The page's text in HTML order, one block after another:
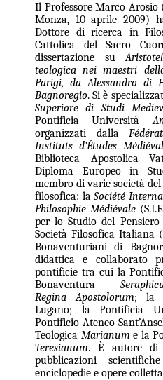
Il Professore Marco Arosio
Monza, 10 aprile 2009)
Dottore di ricerca in
Cattolica del Sacro
dissertazione su
teologica nei maestri
Parigi, da Alessandro di
Bagnoregio. Si è
Superiore di Studi
Pontificia Università
organizzati dalla
Instituts d’Études
Biblioteca Apostolica
Diploma Europeo in
membro di varie società
filosofica: laSociété
Philosophie Médiévale
per lo Studio del Pensiero
Società Filosofica Italiana
Bonaventuriani di
didattica e collaborato
pontificie tra cui la
Bonaventura -
Regina Apostolorum; la
Lugano; la Pontificia
Pontificio Ateneo
Teologica Marianum e la
Teresianum. È autore di
pubblicazioni
enciclopedie e opere